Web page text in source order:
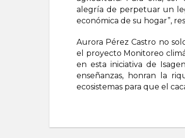
alegría de perpetuar un
económica de su hogar”,
Aurora Pérez Castro no
el proyecto Monitoreo
en esta iniciativa de
enseñanzas, honran la
ecosistemas para que el